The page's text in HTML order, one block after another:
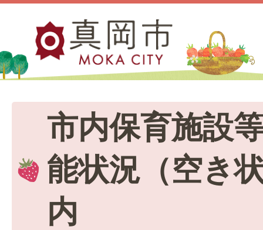
市内保育施設
能状況（空き
内